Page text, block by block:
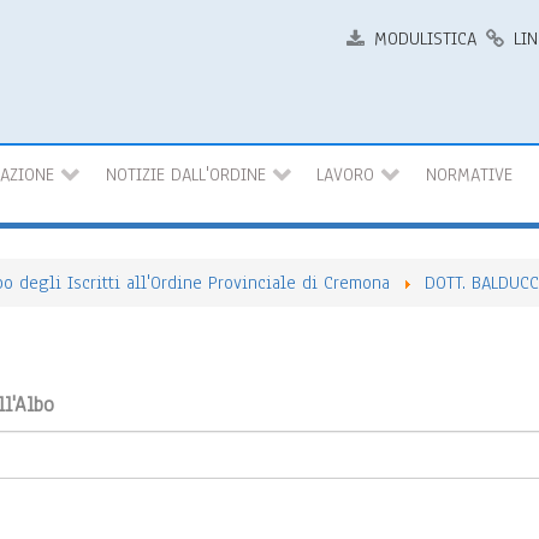
MODULISTICA
NOTIZIE DALL'ORDINE LAVORO NORMATIVE
degli Iscritti all'Ordine Provinciale di Cremona DOTT.